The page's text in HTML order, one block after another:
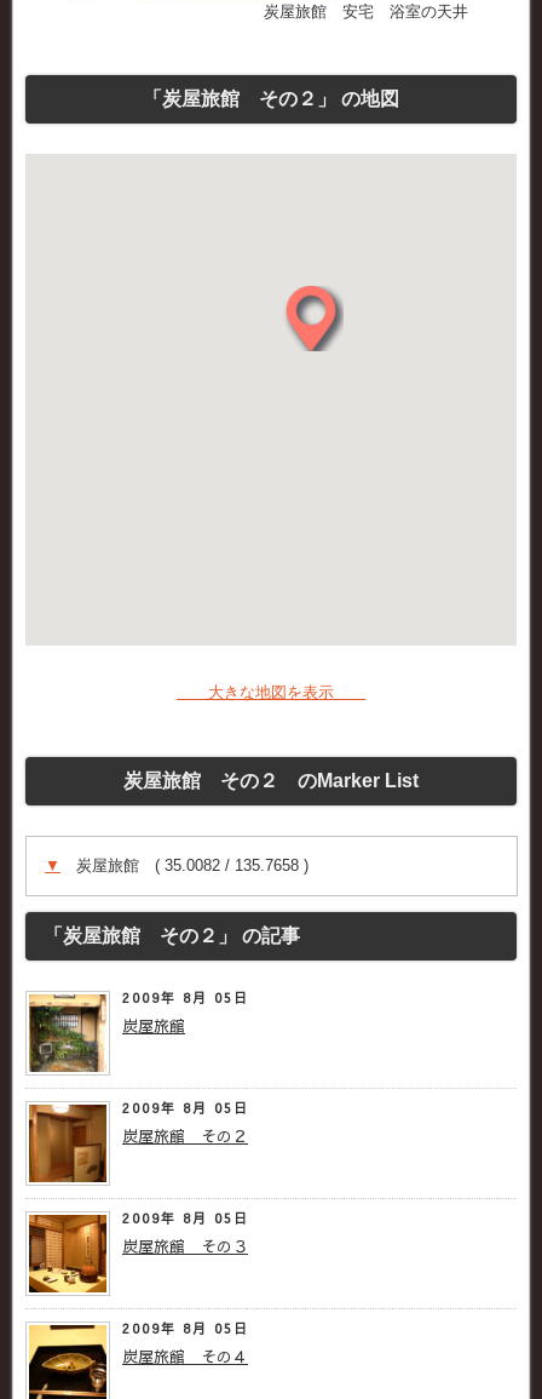
炭屋旅館 安宅 浴室の天井
「炭屋旅館 その２」 の地図
大きな地図を表示
炭屋旅館 その２ のMarker List
▼ 炭屋旅館 ( 35.0082 / 135.7658 )
「炭屋旅館 その２」 の記事
2009年 8月 05日
炭屋旅館
2009年 8月 05日
炭屋旅館 その２
2009年 8月 05日
炭屋旅館 その３
2009年 8月 05日
炭屋旅館 その４